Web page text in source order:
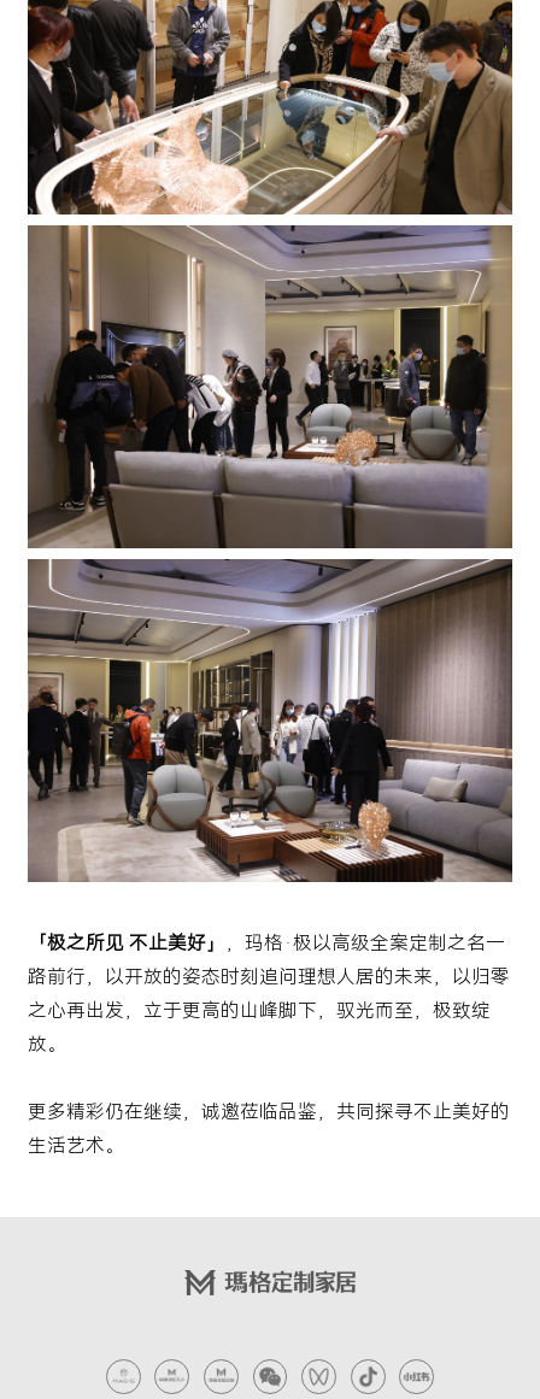
「极之所见 不止美好」 ，玛格·极以高级全案定制之名一
路前行，以开放的姿态时刻追问理想人居的未来，以归零
之心再出发，立于更高的山峰脚下，驭光而至，极致绽
放。
更多精彩仍在继续，诚邀莅临品鉴，共同探寻不止美好的
生活艺术。